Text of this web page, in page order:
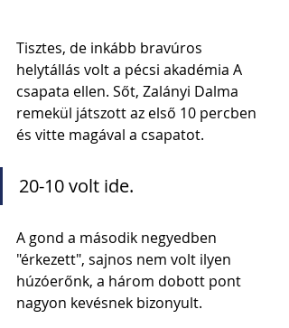
Tisztes, de inkább bravúros
helytállás volt a pécsi akadémia A
csapata ellen. Sőt, Zalányi Dalma
remekül játszott az első 10 percben
és vitte magával a csapatot.
20-10 volt ide.
A gond a második negyedben
"érkezett", sajnos nem volt ilyen
húzóerőnk, a három dobott pont
nagyon kevésnek bizonyult.